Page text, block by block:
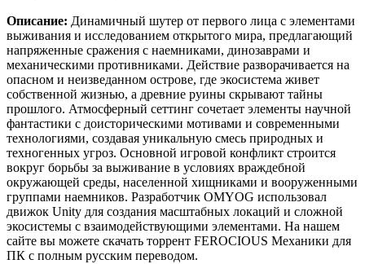
Описание: Динамичный шутер от первого лица с элементами
выживания и исследованием открытого мира, предлагающий
напряженные сражения с наемниками, динозаврами и
механическими противниками. Действие разворачивается на
опасном и неизведанном острове, где экосистема живет
собственной жизнью, а древние руины скрывают тайны
прошлого. Атмосферный сеттинг сочетает элементы научной
фантастики с доисторическими мотивами и современными
технологиями, создавая уникальную смесь природных и
техногенных угроз. Основной игровой конфликт строится
вокруг борьбы за выживание в условиях враждебной
окружающей среды, населенной хищниками и вооруженными
группами наемников. Разработчик OMYOG использовал
движок Unity для создания масштабных локаций и сложной
экосистемы с взаимодействующими элементами. На нашем
сайте вы можете скачать торрент FEROCIOUS Механики для
ПК с полным русским переводом.